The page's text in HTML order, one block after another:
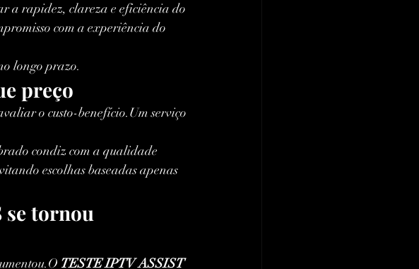
a rapidez, clareza e eficiência do
com a experiência do
longo prazo.
preço
o custo-benefício.Um serviço
condiz com a qualidade
escolhas baseadas apenas
se tornou
TESTE IPTV ASSIST